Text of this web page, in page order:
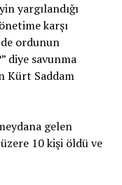
yargılandığı
karşı
ordunun
diye savunma
Kürt Saddam
gelen
10 kişi öldü ve